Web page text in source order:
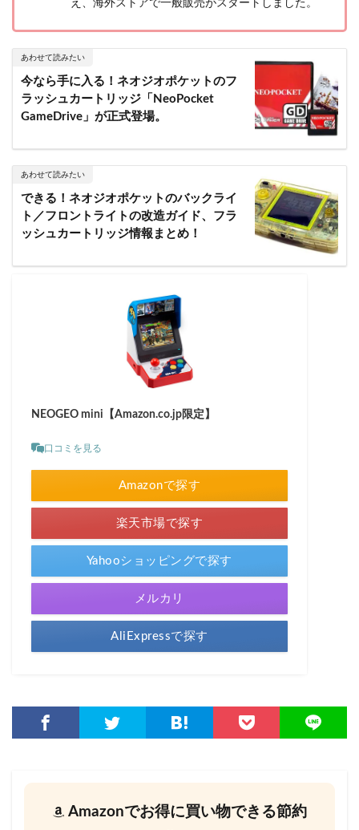
え、海外ストアで一般販売がスタートしました。
あわせて読みたい
今なら手に入る！ネオジオポケットのフ
ラッシュカートリッジ「NeoPocket
GameDrive」が正式登場。
あわせて読みたい
できる！ネオジオポケットのバックライ
ト／フロントライトの改造ガイド、フラ
ッシュカートリッジ情報まとめ！
NEOGEO mini【Amazon.co.jp限定】
口コミを見る
Amazonで探す
楽天市場で探す
Yahooショッピングで探す
メルカリ
AliExpressで探す
Amazonでお得に買い物できる節約